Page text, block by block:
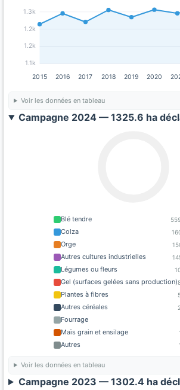
1.1k
1.2k
1.2k
1.3k
2015 2016 2017 2018 2019 2020
Voir les données en tableau
Campagne 2024 — 1325.6 ha
Blé tendre
Colza
Orge
Autres cultures industrielles
Légumes ou fleurs
Gel (surfaces gelées sans production)
Plantes à fibres
Autres céréales
Fourrage
Maïs grain et ensilage
Autres
Voir les données en tableau
Campagne 2023 — 1302.4 ha